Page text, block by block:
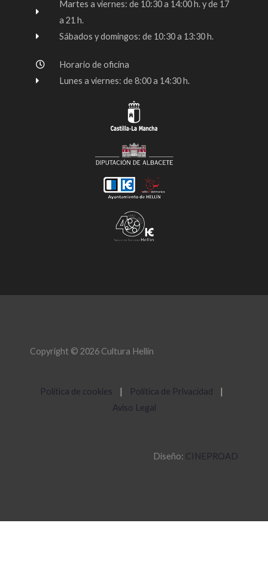
-
a
m
Martes a viernes: de 10:30 a 14:00 h. y de 17
a 21 h.
Sábados y domingos: de 10:30 a 13:30 h.
Horario de oficina
Lunes a viernes: de 8:00 a 14:30 h.
Copyright © 2026 Cultura Hellín
Política de cookies | Política de Privacidad
|
Aviso Legal
Diseño: CINEPROAD